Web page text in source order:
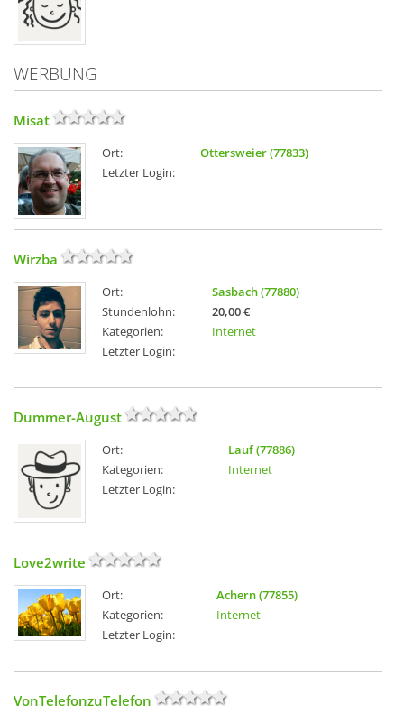
WERBUNG
Misat
Ort:
Ottersweier (77833)
Letzter Login:
Wirzba
Ort:
Sasbach (77880)
Stundenlohn:
20,00 €
Kategorien:
Internet
Letzter Login:
Dummer-August
Ort:
Lauf (77886)
Kategorien:
Internet
Letzter Login:
Love2write
Ort:
Achern (77855)
Kategorien:
Internet
Letzter Login:
VonTelefonzuTelefon